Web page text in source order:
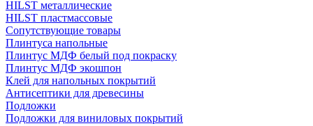
HILST металлические
HILST пластмассовые
Сопутствующие товары
Плинтуса напольные
Плинтус МДФ белый под покраску
Плинтус МДФ экошпон
Клей для напольных покрытий
Антисептики для древесины
Подложки
Подложки для виниловых покрытий